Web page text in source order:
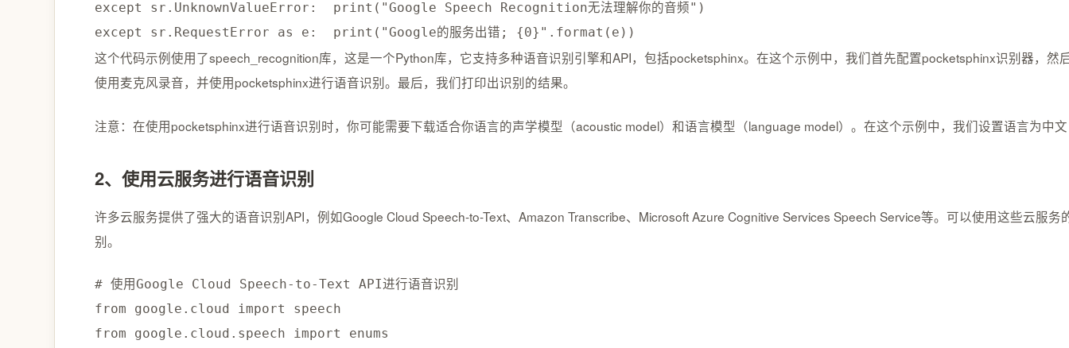
except
sr . UnknownValueError : print ( "Google Speech Recognition无法理解你的音频" )
except
sr . RequestError as e : print ( "Google的服务出错; {0}" . format ( e ) )
这个代码示例使用了speech_recognition库，这是一个Python库，它支持多种语音识别引擎和API，包括pocketsphinx。在这个示例中，我们首先配置pocketsphinx识别器，然
使用麦克风录音，并使用pocketsphinx进行语音识别。最后，我们打印出识别的结果。
注意：在使用pocketsphinx进行语音识别时，你可能需要下载适合你语言的声学模型（acoustic model）和语言模型（language model）。在这个示例中，我们设置语言为中文
2、使用云服务进行语音识别
许多云服务提供了强⼤的语⾳识别API，例如Google Cloud Speech-to-Text、Amazon Transcribe、Microsoft Azure Cognitive Services Speech Service等。可以使⽤这些云服务
别。
# 使⽤Google Cloud Speech-to-Text API进⾏语⾳识别
from google . cloud import
from google . cloud . speech import